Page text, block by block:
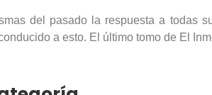
del pasado la respuesta a todas
a esto. El último tomo de El